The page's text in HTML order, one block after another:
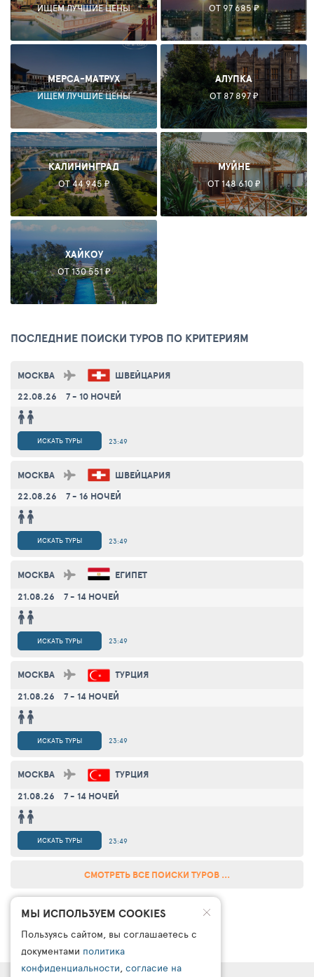
ИЩЕМ ЛУЧШИЕ ЦЕНЫ ОТ 97 685 ₽
МЕРСА-МАТРУХ
ИЩЕМ ЛУЧШИЕ ЦЕНЫ
АЛУПКА
ОТ 87 897 ₽
КАЛИНИНГРАД
ОТ 44 945 ₽
МУЙНЕ
ОТ 148 610 ₽
ХАЙКОУ
ОТ 130 551 ₽
ПОСЛЕДНИЕ ПОИСКИ ТУРОВ ПО КРИТЕРИЯМ
МОСКВА
ШВЕЙЦАРИЯ
22.08.26
7 - 10 НОЧЕЙ
23:49
ИСКАТЬ ТУРЫ
МОСКВА
ШВЕЙЦАРИЯ
22.08.26
7 - 16 НОЧЕЙ
23:49
ИСКАТЬ ТУРЫ
МОСКВА
ЕГИПЕТ
21.08.26
7 - 14 НОЧЕЙ
23:49
ИСКАТЬ ТУРЫ
МОСКВА
ТУРЦИЯ
21.08.26
7 - 14 НОЧЕЙ
23:49
ИСКАТЬ ТУРЫ
МОСКВА
ТУРЦИЯ
21.08.26
7 - 14 НОЧЕЙ
23:49
ИСКАТЬ ТУРЫ
СМОТРЕТЬ ВСЕ ПОИСКИ ТУРОВ ...
МЫ ИСПОЛЬЗУЕМ COOKIES
Пользуясь сайтом, вы соглашаетесь с
документами политика
конфиденциальности, согласие на